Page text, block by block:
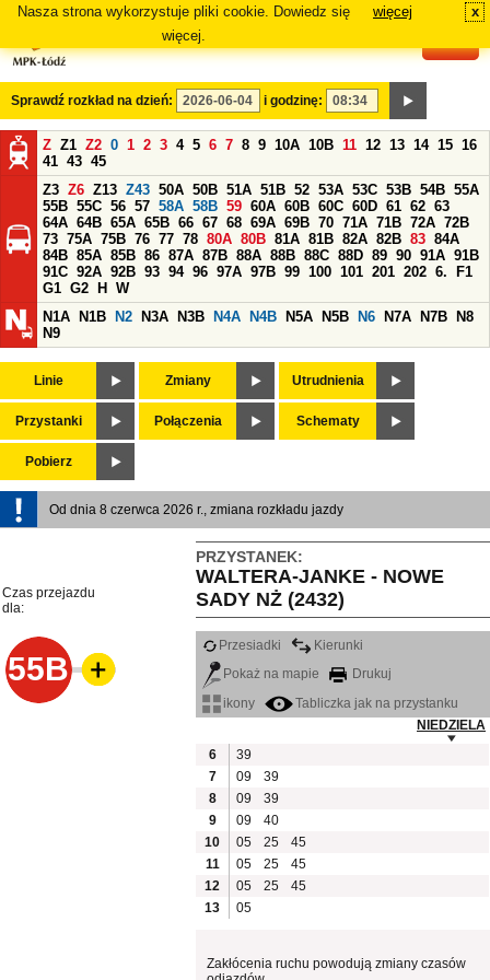
Nasza strona wykorzystuje pliki cookie. Dowiedz się
więcej.
więcej x
Sprawdź rozkład na dzień: i godzinę:
Z Z1 Z2 0 1 2 3 4 5 6 7 8 9 10A 10B 11 12 13 14 15 16
41 43 45
Z3 Z6 Z13 Z43 50A 50B 51A 51B 52 53A 53C 53B 54B 55A
55B 55C 56 57 58A 58B 59 60A 60B 60C 60D 61 62 63
64A 64B 65A 65B 66 67 68 69A 69B 70 71A 71B 72A 72B
73 75A 75B 76 77 78 80A 80B 81A 81B 82A 82B 83 84A
84B 85A 85B 86 87A 87B 88A 88B 88C 88D 89 90 91A 91B
91C 92A 92B 93 94 96 97A 97B 99 100 101 201 202 6.
F1
G1 G2 H
W
N1A
N1B N2 N3A N3B N4A N4B N5A N5B N6 N7A N7B
N8
N9
Linie Zmiany Utrudnienia
Przystanki Połączenia Schematy
Pobierz
Od dnia 8 czerwca 2026 r., zmiana rozkładu jazdy
PRZYSTANEK:
WALTERA-JANKE - NOWE
SADY NŻ (2432)
Czas przejazdu
dla:
55B
Przesiadki
Kierunki
Pokaż na mapie
Drukuj
ikony
Tabliczka jak na przystanku
NIEDZIELA
6
39
7
09
39
8
09
39
9
09
40
10
05 25
45
11
05 25
45
12
05 25
45
13
05
Zakłócenia ruchu powodują zmiany czasów